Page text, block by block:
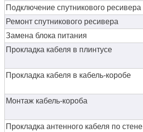
Подключение спутникового ресивера
Ремонт спутникового ресивера
Замена блока питания
Прокладка кабеля в плинтусе
Прокладка кабеля в кабель-коробе
Монтаж кабель-короба
Прокладка антенного кабеля по стене